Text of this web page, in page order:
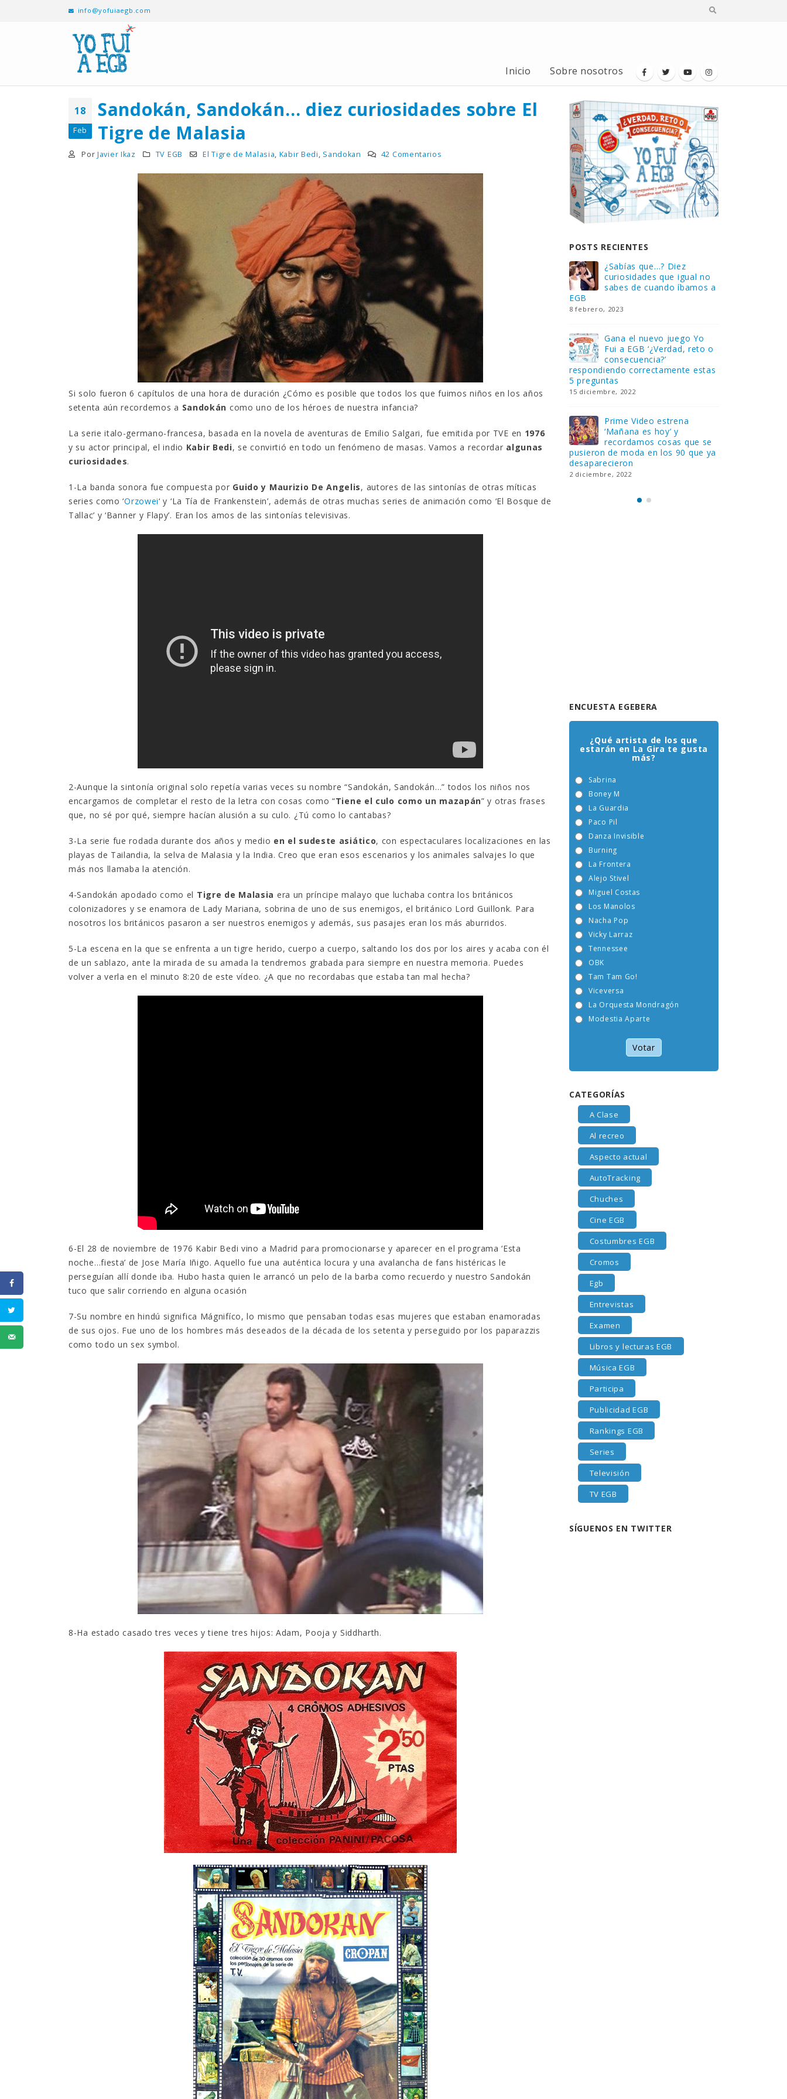
info@yofuiaegb.com
Inicio Sobre nosotros
18
Feb
Sandokán, Sandokán… diez curiosidades sobre El
Tigre de Malasia
PorJavier Ikaz TV EGB El Tigre de Malasia, Kabir Bedi, Sandokan 42 Comentarios
Si solo fueron 6 capítulos de una hora de duración ¿Cómo es posible que todos los que fuimos niños en los años
setenta aún recordemos a Sandokán como uno de los héroes de nuestra infancia?
La serie italo-germano-francesa, basada en la novela de aventuras de Emilio Salgari, fue emitida por TVE en 1976
y su actor principal, el indio Kabir Bedi, se convirtió en todo un fenómeno de masas. Vamos a recordar algunas
curiosidades.
1-La banda sonora fue compuesta por Guido y Maurizio De Angelis, autores de las sintonías de otras míticas
series como ‘Orzowei‘ y ‘La Tía de Frankenstein’, además de otras muchas series de animación como ‘El Bosque de
Tallac’ y ‘Banner y Flapy’. Eran los amos de las sintonías televisivas.
2-Aunque la sintonía original solo repetía varias veces su nombre “Sandokán, Sandokán…” todos los niños nos
encargamos de completar el resto de la letra con cosas como “Tiene el culo como un mazapán” y otras frases
que, no sé por qué, siempre hacían alusión a su culo. ¿Tú como lo cantabas?
3-La serie fue rodada durante dos años y medio en el sudeste asiático, con espectaculares localizaciones en las
playas de Tailandia, la selva de Malasia y la India. Creo que eran esos escenarios y los animales salvajes lo que
más nos llamaba la atención.
4-Sandokán apodado como el Tigre de Malasia era un príncipe malayo que luchaba contra los británicos
colonizadores y se enamora de Lady Mariana, sobrina de uno de sus enemigos, el británico Lord Guillonk. Para
nosotros los británicos pasaron a ser nuestros enemigos y además, sus pasajes eran los más aburridos.
5-La escena en la que se enfrenta a un tigre herido, cuerpo a cuerpo, saltando los dos por los aires y acaba con él
de un sablazo, ante la mirada de su amada la tendremos grabada para siempre en nuestra memoria. Puedes
volver a verla en el minuto 8:20 de este vídeo. ¿A que no recordabas que estaba tan mal hecha?
6-El 28 de noviembre de 1976 Kabir Bedi vino a Madrid para promocionarse y aparecer en el programa ‘Esta
noche…fiesta’ de Jose María Iñigo. Aquello fue una auténtica locura y una avalancha de fans histéricas le
perseguían allí donde iba. Hubo hasta quien le arrancó un pelo de la barba como recuerdo y nuestro Sandokán
tuco que salir corriendo en alguna ocasión
7-Su nombre en hindú significa Mágnifíco, lo mismo que pensaban todas esas mujeres que estaban enamoradas
de sus ojos. Fue uno de los hombres más deseados de la década de los setenta y perseguido por los paparazzis
como todo un sex symbol.
8-Ha estado casado tres veces y tiene tres hijos: Adam, Pooja y Siddharth.
POSTS RECIENTES
¿Sabías que…? Diez
curiosidades que igual no
sabes de cuando íbamos a
EGB
8 febrero, 2023
Gana el nuevo juego Yo
Fui a EGB ‘¿Verdad, reto o
consecuencia?’
respondiendo correctamente estas
5 preguntas
15 diciembre, 2022
‘Mañana es hoy’ y
recordamos cosas que se
pusieron de moda en los 90 que ya
Gana una de las cuatro
unidades de PLAYMOBIL
que sorteamos: Knight
Rider – El coche fantástico
[finalizado]
18 noviembre, 2022
FlixOlé nos divierte con su
colección de comedias de
los 80 y 90 y regalamos
tres suscripciones anuales
18 noviembre, 2022
mesa Yo Fui a EGB:
Verdad, reto o
consecuencia, con más preguntas
¿Sabías que…? Diez
curiosidades que igual no
sabes de cuando íbamos a
EGB
8 febrero, 2023
Gana el nuevo juego Yo
Fui a EGB ‘¿Verdad, reto o
consecuencia?’
respondiendo correctamente estas
5 preguntas
15 diciembre, 2022
Prime Video estrena
‘Mañana es hoy’ y
recordamos cosas que se
pusieron de moda en los 90 que ya
desaparecieron
2 diciembre, 2022
ENCUESTA EGEBERA
¿Qué artista de los que
estarán en La Gira te gusta
más?
Sabrina
Boney M
La Guardia
Paco Pil
Danza Invisible
Burning
La Frontera
Alejo Stivel
Miguel Costas
Los Manolos
Nacha Pop
Vicky Larraz
Tennessee
OBK
Tam Tam Go!
Viceversa
La Orquesta Mondragón
Modestia Aparte
Votar
CATEGORÍAS
A Clase
Al recreo
Aspecto actual
AutoTracking
Chuches
Cine EGB
Costumbres EGB
Cromos
Egb
Entrevistas
Examen
Libros y lecturas EGB
Música EGB
Participa
Publicidad EGB
Rankings EGB
Series
Televisión
TV EGB
SÍGUENOS EN TWITTER